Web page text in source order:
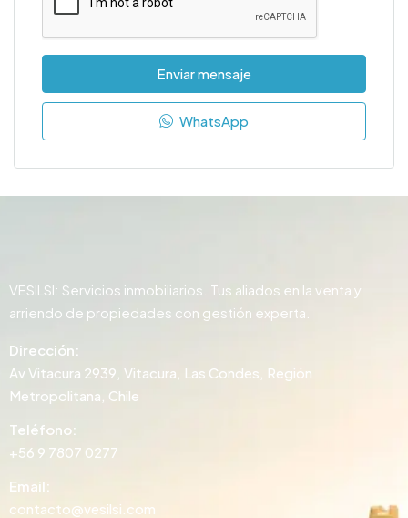
Enviar mensaje
WhatsApp
VESILSI: Servicios inmobiliarios. Tus aliados en la venta y
arriendo de propiedades con gestión experta.
Dirección:
Av Vitacura 2939, Vitacura, Las Condes, Región
Metropolitana, Chile
Teléfono:
+56 9 7807 0277
Email:
contacto@vesilsi.com